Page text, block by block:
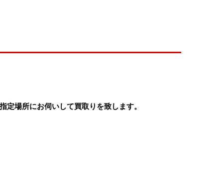
定場所にお伺いして買取りを致します。